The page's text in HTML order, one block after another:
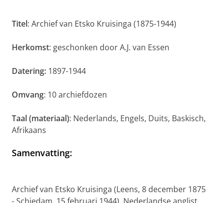
Titel: Archief van Etsko Kruisinga (1875-1944)
Herkomst: geschonken door A.J. van Essen
Datering: 1897-1944
Omvang: 10 archiefdozen
Taal (materiaal): Nederlands, Engels, Duits, Baskisch,
Afrikaans
Samenvatting:
Archief van Etsko Kruisinga (Leens, 8 december 1875